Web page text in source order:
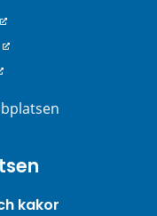
till annan
till annan
till annan webbplats.
kakor